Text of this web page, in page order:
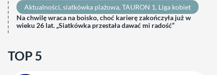
Aktualności, siatkówka plażowa, TAURON 1. Liga kobiet
Na chwilę wraca na boisko, choć karierę zakończyła już w
wieku 26 lat. „Siatkówka przestała dawać mi radość”
TOP 5